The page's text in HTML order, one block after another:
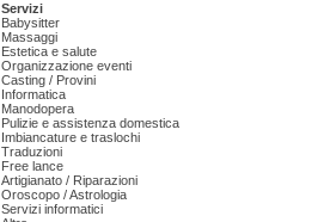
Servizi
Babysitter
Massaggi
Estetica e salute
Organizzazione eventi
Casting / Provini
Informatica
Manodopera
Pulizie e assistenza domestica
Imbiancature e traslochi
Traduzioni
Free lance
Artigianato / Riparazioni
Oroscopo / Astrologia
Servizi informatici